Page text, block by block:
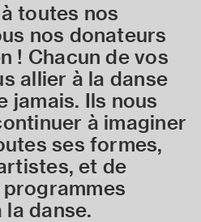
toutes nos
nos donateurs
! Chacun de vos
allier à la danse
jamais. Ils nous
à imaginer
ses formes,
et de
danse.